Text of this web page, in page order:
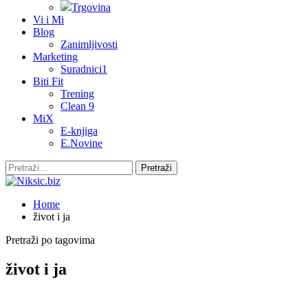
Trgovina
Vi i Mi
Blog
Zanimljivosti
Marketing
Suradnici1
Biti Fit
Trening
Clean 9
MiX
E-knjiga
E.Novine
Home
život i ja
Pretraži po tagovima
život i ja